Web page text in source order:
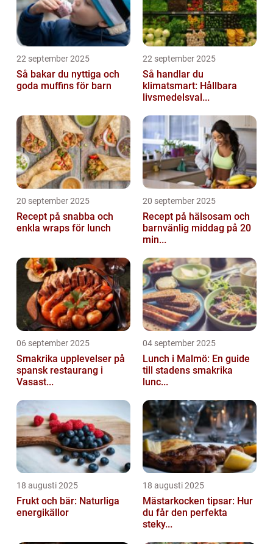
22 september 2025
Så bakar du nyttiga och
goda muffins för barn
22 september 2025
Så handlar du
klimatsmart: Hållbara
livsmedelsval...
20 september 2025
Recept på snabba och
enkla wraps för lunch
20 september 2025
Recept på hälsosam och
barnvänlig middag på 20
min...
06 september 2025
Smakrika upplevelser på
spansk restaurang i
Vasast...
04 september 2025
Lunch i Malmö: En guide
till stadens smakrika
lunc...
18 augusti 2025
Frukt och bär: Naturliga
energikällor
18 augusti 2025
Mästarkocken tipsar: Hur
du får den perfekta
steky...